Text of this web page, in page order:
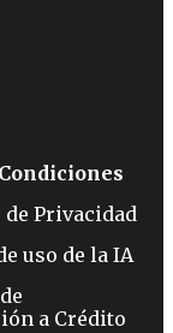
Privacidad
uso de la IA
a Crédito